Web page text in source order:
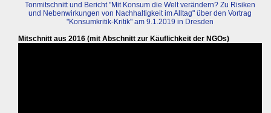
Tonmitschnitt und Bericht "Mit Konsum die Welt verändern? Zu Risiken
und Nebenwirkungen von Nachhaltigkeit im Alltag" über den Vortrag
"Konsumkritik-Kritik" am 9.1.2019 in Dresden
Mitschnitt aus 2016 (mit Abschnitt zur Käuflichkeit der NGOs)